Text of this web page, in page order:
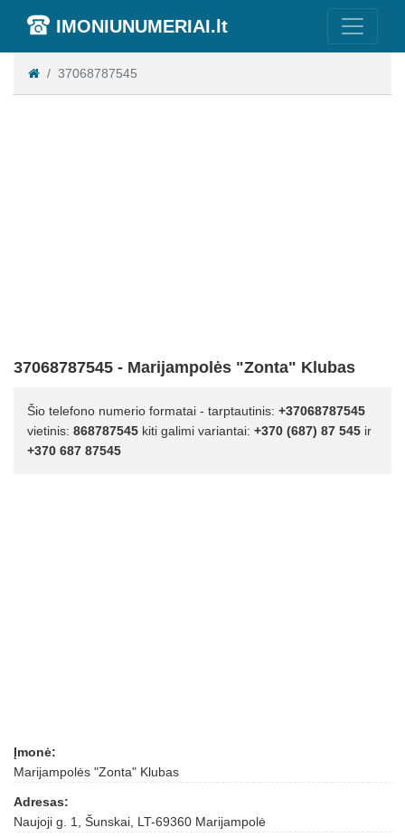
IMONIUNUMERIAI.lt
37068787545
37068787545 - Marijampolės "Zonta" Klubas
Šio telefono numerio formatai - tarptautinis: +37068787545
vietinis: 868787545 kiti galimi variantai: +370 (687) 87 545 ir
+370 687 87545
Įmonė:
Marijampolės "Zonta" Klubas
Adresas:
Naujoji g. 1, Šunskai, LT-69360 Marijampolė